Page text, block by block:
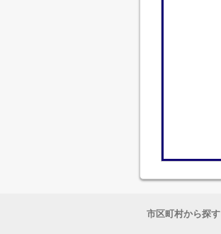
市区町村から探す